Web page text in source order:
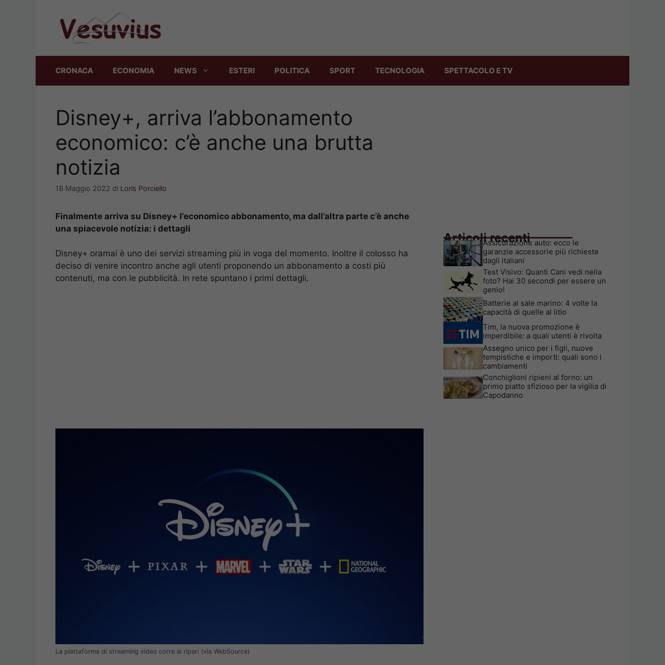
CRONACA ECONOMIA NEWS ESTERI POLITICA SPORT TECNOLOGIA SPETTACOLO E TV
Disney+, arriva l’abbonamento
economico: c’è anche una brutta
notizia
18 Maggio 2022 di Loris Porciello
Finalmente arriva su Disney+ l’economico abbonamento, ma dall’altra parte c’è anche
una spiacevole notizia: i dettagli
Disney+ oramai è uno dei servizi streaming più in voga del momento. Inoltre il colosso ha
deciso di venire incontro anche agli utenti proponendo un abbonamento a costi più
contenuti, ma con le pubblicità. In rete spuntano i primi dettagli.
La piattaforma di streaming video corre ai ripari (via WebSource)
Articoli recenti
Assicurazione auto: ecco le
garanzie accessorie più richieste
dagli italiani
Test Visivo: Quanti Cani vedi nella
foto? Hai 30 secondi per essere un
genio!
Batterie al sale marino: 4 volte la
capacità di quelle al litio
Tim, la nuova promozione è
imperdibile: a quali utenti è rivolta
Assegno unico per i figli, nuove
tempistiche e importi: quali sono i
cambiamenti
Conchiglioni ripieni al forno: un
primo piatto sfizioso per la vigilia di
Capodanno